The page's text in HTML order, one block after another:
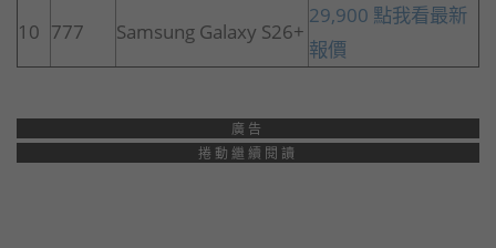
10 777 Samsung Galaxy S26+
29,900 點我看最新
報價
廣告
捲動繼續閱讀